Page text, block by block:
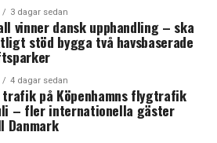
även Danmark infört tillfällig
Sverige med argumentet att
tar sig över sundet. Med start
november 2019, började
vid danska färjelägen och vid
3 dagar sedan
vinner dansk upphandling – ska
stöd bygga två havsbaserade
4 dagar sedan
trafik på Köpenhamns flygtrafik
– fler internationella gäster
Danmark